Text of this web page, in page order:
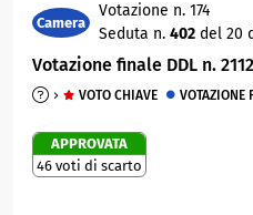
Camera
Votazione n. 174
Seduta n. 402 del 20
Votazione finale DDL n.
VOTO CHIAVE VOTAZIONE
APPROVATA
46 voti di scarto